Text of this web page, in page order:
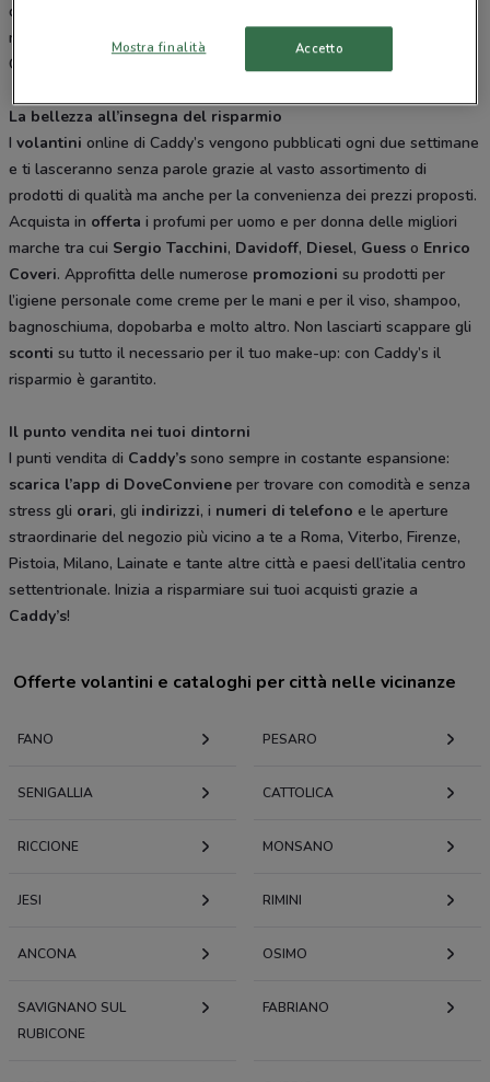
della persona e la cura della casa, da Caddy’s troverai sempre i
migliori prodotti ai migliori prezzi . Sfoglia il
Caddy’s direttamente dal sito di
La bellezza all’insegna del risparmio
I volantini online di Caddy’s vengono pubblicati ogni due settimane
e ti lasceranno senza parole grazie al vasto assortimento di
prodotti di qualità ma anche per la convenienza dei prezzi proposti.
Acquista in offerta i profumi per uomo e per donna delle migliori
marche tra cui Sergio Tacchini, Davidoff, Diesel, Guess o Enrico
Coveri. Approfitta delle numerose promozioni su prodotti per
l’igiene personale come creme per le mani e per il viso, shampoo,
bagnoschiuma, dopobarba e molto altro. Non lasciarti scappare gli
sconti su tutto il necessario per il tuo make-up: con Caddy’s il
risparmio è garantito.
Il punto vendita nei tuoi dintorni
I punti vendita di Caddy’s sono sempre in costante espansione:
scarica l’app di DoveConviene per trovare con comodità e senza
stress gli orari, gli indirizzi, i numeri di telefono e le aperture
straordinarie del negozio più vicino a te a Roma, Viterbo, Firenze,
Pistoia, Milano, Lainate e tante altre città e paesi dell’italia centro
settentrionale. Inizia a risparmiare sui tuoi acquisti grazie a
Caddy’s!
Offerte volantini e cataloghi per città nelle vicinanze
FANO PESARO
SENIGALLIA CATTOLICA
RICCIONE MONSANO
JESI RIMINI
ANCONA OSIMO
SAVIGNANO SUL
RUBICONE
FABRIANO
Mostra finalità Accetto